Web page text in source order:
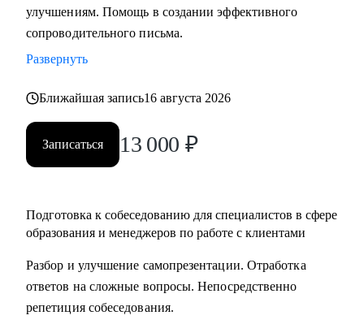
старте/продвижении в карьере в образовании и смежных
областях.
• Менторство для Senior-менеджеров.
• Сформулировать карьерную цель и разработать план для
ее достижения.
Кому могу помочь:
• Менеджерам по продажам и по работе с клиентами.
• Новичкам, кто только начинает свой путь.
• Опытным специалистам, которые хотят сделать шаг
вперед в своей карьере.
улучшениям. Помощь в создании эффективного
сопроводительного письма.
Развернуть
Ближайшая запись16 августа 2026
Записаться 13 000 ₽
Подготовка к собеседованию для специалистов в сфере
образования и менеджеров по работе с клиентами
Разбор и улучшение самопрезентации. Отработка
ответов на сложные вопросы. Непосредственно
репетиция собеседования.